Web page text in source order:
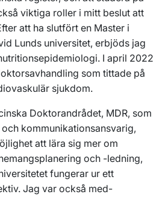
viktiga roller i mitt beslut att
att ha slutfört en Master i
Lunds universitet, erbjöds jag
I april 2022
som tittade på
sjukdom.
Doktorandrådet, MDR, som
kommunikationsansvarig,
att lära sig mer om
och -ledning,
fungerar ur ett
Jag var också med-